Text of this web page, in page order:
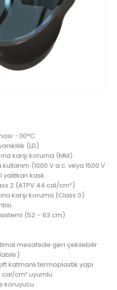
-30°C
(LD)
karşı koruma (MM)
(1000 V a.c. veya 1500 V
kask
2 (ATPV 44 cal/cm²)
karşı koruma (Class 0)
(52 – 63 cm)
mesafede geri çekilebilir
katmanlı termoplastik yapı
cal/cm² uyumlu
koruyucu